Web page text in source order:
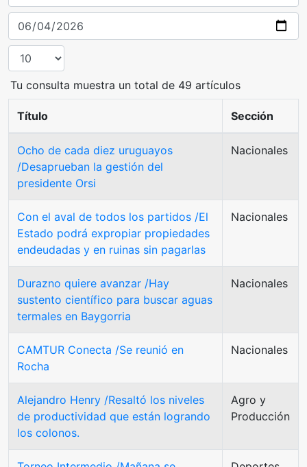
Tu consulta muestra un total de 49 artículos
Título Sección
Ocho de cada diez uruguayos
/Desaprueban la gestión del
presidente Orsi
Nacionales
Con el aval de todos los partidos /El
Estado podrá expropiar propiedades
endeudadas y en ruinas sin pagarlas
Nacionales
Durazno quiere avanzar /Hay
sustento científico para buscar aguas
termales en Baygorria
Nacionales
CAMTUR Conecta /Se reunió en
Rocha
Nacionales
Alejandro Henry /Resaltó los niveles
de productividad que están logrando
los colonos.
Agro y
Producción